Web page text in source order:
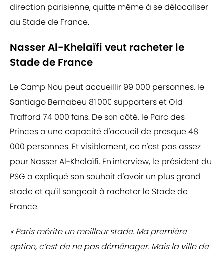
direction parisienne, quitte même à se délocaliser
au Stade de France.
Nasser Al-Khelaïfi veut racheter le
Stade de France
Le Camp Nou peut accueillir 99 000 personnes, le
Santiago Bernabeu 81 000 supporters et Old
Trafford 74 000 fans. De son côté, le Parc des
Princes a une capacité d'accueil de presque 48
000 personnes. Et visiblement, ce n'est pas assez
pour Nasser Al-Khelaïfi. En interview, le président du
PSG a expliqué son souhait d'avoir un plus grand
stade et qu'il songeait à racheter le Stade de
France.
« Paris mérite un meilleur stade. Ma première
option, c’est de ne pas déménager. Mais la ville de